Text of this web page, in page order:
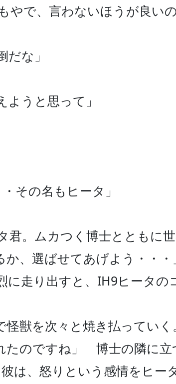
やで、言わないほうが良いの
な」
ようと思って」
その名もヒータ」
君。ムカつく博士とともに
、選ばせてあげよう・・・
に走り出すと、IH9ヒータの
獣を次々と焼き払っていく。
のですね」　博士の隣に立
は、怒りという感情をヒ